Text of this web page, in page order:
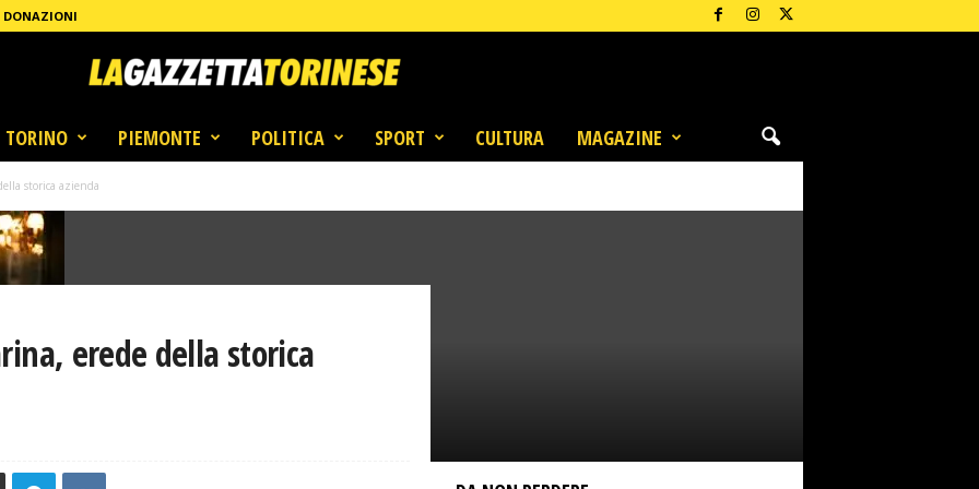
DONAZIONI
TORINO PIEMONTE POLITICA SPORT CULTURA MAGAZINE
storica azienda
erede della storica